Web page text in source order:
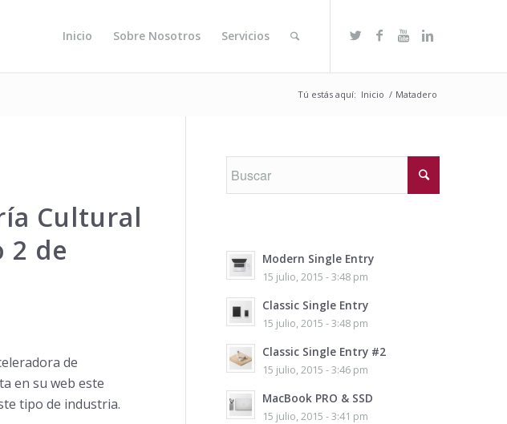
Inicio Sobre Nosotros Servicios
Tú estás aquí: Inicio / Matadero
Cultural
2 de
de
en su web este
tipo de industria.
Modern Single Entry
15 julio, 2015 - 3:48 pm
Classic Single Entry
15 julio, 2015 - 3:48 pm
Classic Single Entry #2
15 julio, 2015 - 3:46 pm
MacBook PRO & SSD
15 julio, 2015 - 3:41 pm